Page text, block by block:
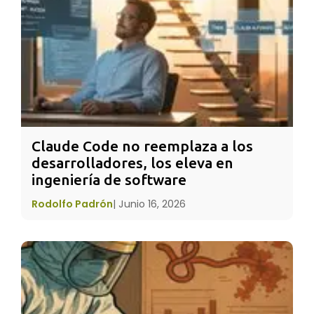
Neurotransmisores: La belleza estética de
sus armonías favorece la liberación de
químicos asociados al bienestar y la
recompensa, facilitando un estado mental
óptimo para el aprendizaje profundo y la
retención de memoria a largo plazo.
ReduccióndelEstrésCortisol: Se ha
observado que la exposición a sus
composiciones reduce los niveles de cortisol,
la hormona del estrés, permitiendo que el
reparación neuronal funcionen sin
interferencias externas.
Claude Code no reemplaza a los
desarrolladores, los eleva en
ingeniería de software
Rodolfo Padrón| Junio 16, 2026